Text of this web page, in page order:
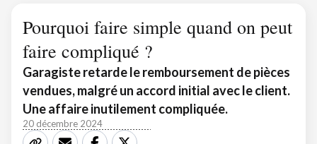
Pourquoi faire simple quand on peut
faire compliqué ?
Garagiste retarde le remboursement de pièces
vendues, malgré un accord initial avec le client.
Une affaire inutilement compliquée.
20 décembre 2024